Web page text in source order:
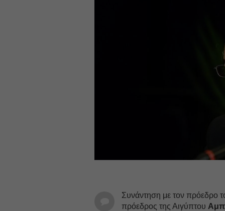
Συνάντηση με τον πρόεδρο
πρόεδρος της Αιγύπτου